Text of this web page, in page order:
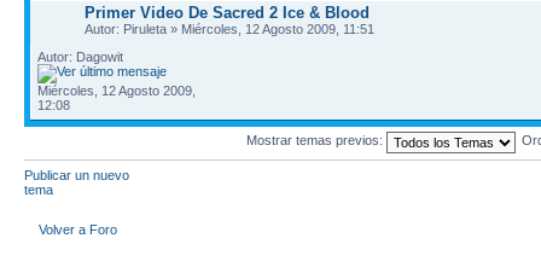
Primer Video De Sacred 2 Ice & Blood
Autor: Piruleta » Miércoles, 12 Agosto 2009, 11:51
Autor: Dagowit
Miércoles, 12 Agosto 2009,
12:08
Mostrar temas previos:
Publicar un nuevo
tema
Volver a Foro